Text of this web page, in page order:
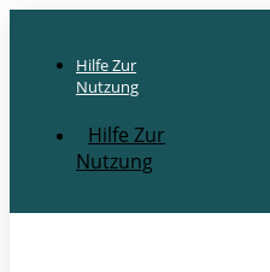
Hilfe Zur
Nutzung
Hilfe Zur
Nutzung